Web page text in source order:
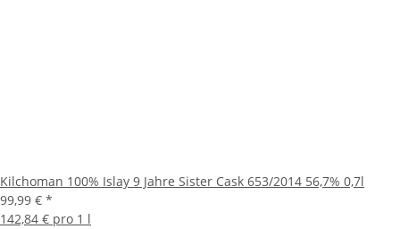
Kilchoman 100% Islay 9 Jahre Sister Cask 653/2014 56,7% 0,7l
99,99 € *
142,84 € pro 1 l